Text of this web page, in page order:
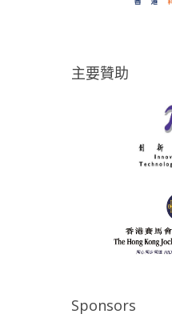
主要贊助
Sponsors